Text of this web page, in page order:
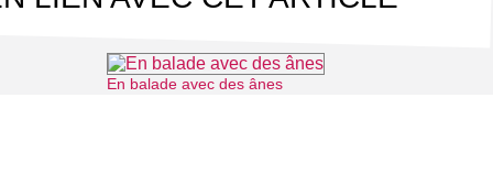
En balade avec des ânes